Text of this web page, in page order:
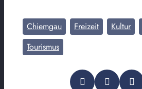
Chiemgau Freizeit Kultur
Tourismus